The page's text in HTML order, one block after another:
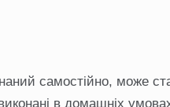
самостійно, може
в домашніх